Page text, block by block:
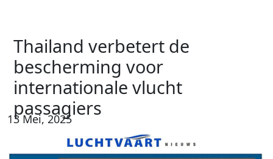
Thailand verbetert de
bescherming voor
internationale vlucht
passagiers
13 Mei, 2025